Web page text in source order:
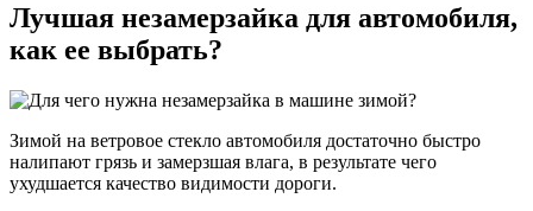
Лучшая незамерзайка для автомобиля,
как ее выбрать?
Зимой на ветровое стекло автомобиля достаточно быстро
налипают грязь и замерзшая влага, в результате чего
ухудшается качество видимости дороги.